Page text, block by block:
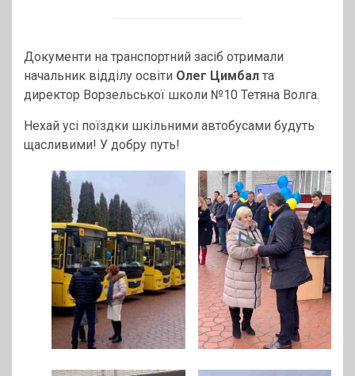
Документи на транспортний засіб отримали
начальник відділу освіти Олег Цимбал та
директор Ворзельської школи №10 Тетяна Волга.
Нехай усі поїздки шкільними автобусами будуть
щасливими! У добру путь!